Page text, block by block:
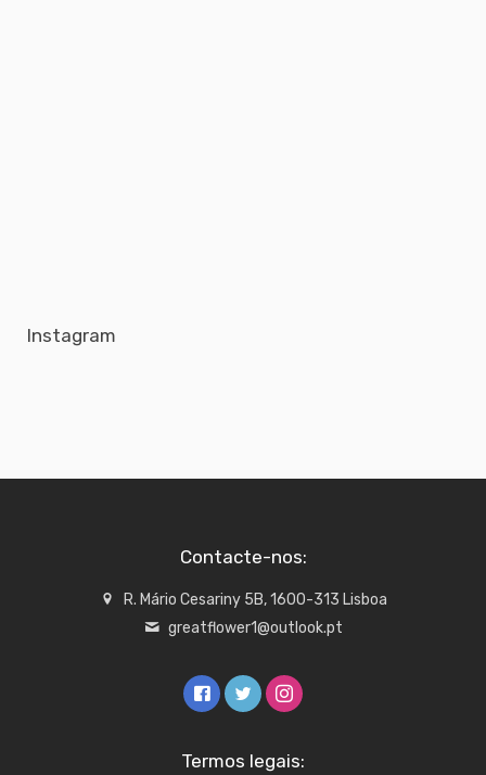
Instagram
Contacte-nos:
R. Mário Cesariny 5B, 1600-313 Lisboa
greatflower1@outlook.pt
Termos legais: